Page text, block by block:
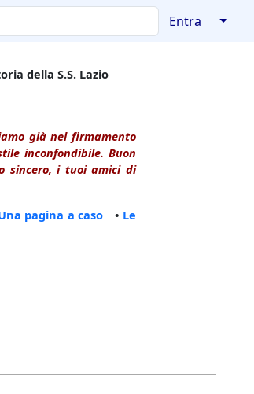
Entra ↓
della S.S. Lazio
già nel firmamento
inconfondibile. Buon
sincero, i tuoi amici di
pagina a caso • Le